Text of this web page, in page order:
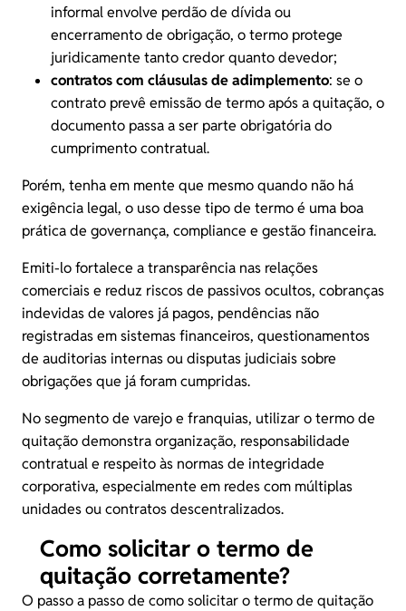
informal envolve perdão de dívida ou
encerramento de obrigação, o termo protege
juridicamente tanto credor quanto devedor;
contratos com cláusulas de adimplemento: se o
contrato prevê emissão de termo após a quitação, o
documento passa a ser parte obrigatória do
cumprimento contratual.
Porém, tenha em mente que mesmo quando não há
exigência legal, o uso desse tipo de termo é uma boa
prática de governança, compliance e gestão financeira.
Emiti-lo fortalece a transparência nas relações
comerciais e reduz riscos de passivos ocultos, cobranças
indevidas de valores já pagos, pendências não
registradas em sistemas financeiros, questionamentos
de auditorias internas ou disputas judiciais sobre
obrigações que já foram cumpridas.
No segmento de varejo e franquias, utilizar o termo de
quitação demonstra organização, responsabilidade
contratual e respeito às normas de integridade
corporativa, especialmente em redes com múltiplas
unidades ou contratos descentralizados.
Como solicitar o termo de
quitação corretamente?
O passo a passo de como solicitar o termo de quitação